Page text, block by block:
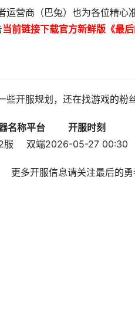
运营商（巴兔）也为各位精
当前链接下载官方新鲜版《最后
开服规划，还在找游戏的粉
名称平台
开服时刻
服 双端2026-05-27 00:30
更多开服信息请关注最后的